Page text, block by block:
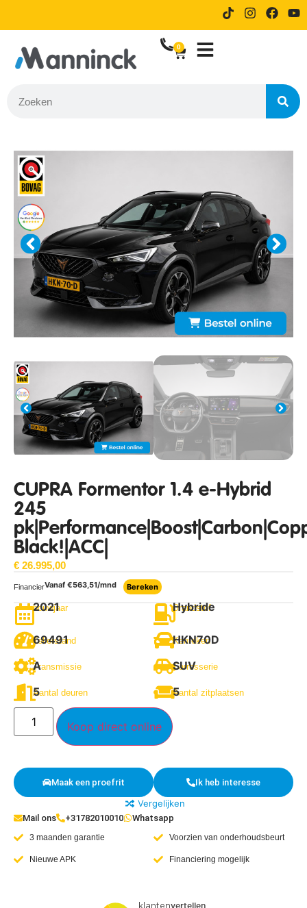
bestellen
0
CUPRA Formentor 1.4 e-Hybrid
245
Black!|ACC|
€ 26.995,00
FinancierVanaf €563,51/mnd Bereken
bouwjaar
2021 Brandstof
Hybride
Tellerstand
69491 Kenteken
HKN70D
Transmissie
A Carrosserie
SUV
Aantal deuren
5 Aantal zitplaatsen
5
Koop direct online
Maak een proefrit Ik heb interesse
Vergelijken
Mail ons +31782010010 Whatsapp
3 maanden garantie
Nieuwe APK
Voorzien van onderhoudsbeurt
Financiering mogelijk